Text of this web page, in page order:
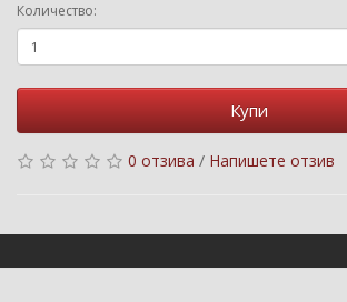
Количество:
Купи
0 отзива / Напишете отзив